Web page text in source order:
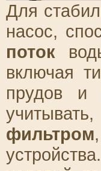
Для
насос,
поток
включая
прудов и
фильтром